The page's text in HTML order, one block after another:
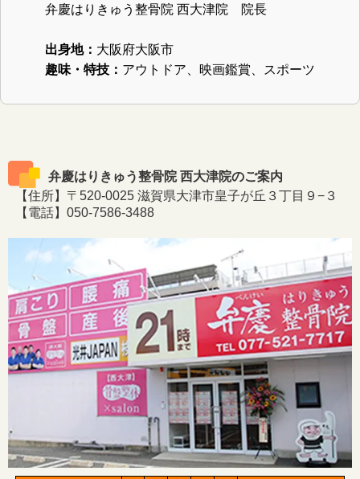
弁慶はりきゅう整骨院 西大津院 院長
出身地： 大阪府大阪市
趣味・特技： アウトドア、映画鑑賞、スポーツ
弁慶はりきゅう整骨院 西大津院のご案内
【住所】〒520-0025 滋賀県大津市皇子が丘３丁目９−３
【電話】050-7586-3488